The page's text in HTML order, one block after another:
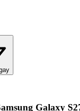
Galaxy